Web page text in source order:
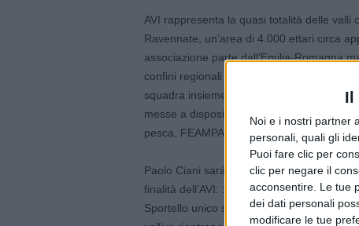
Il
Noi e i nostri partner
personali, quali gli
Puoi fare clic per
clic per negare il
acconsentire. Le tue
dei dati personali
modificare le tue
AVI rappresenta la quasi totalità delle valli
Ravennate, un’area di 4.000 ettari circa
associazione parte dall’Emilia-Romagna
confini regionali con l’obiettivo da un lato
squadra insieme a Regione, enti
messe a disposizione dalla nuova PAC e
pesca, FEAMPA 2021-27», sottolinea il
Paolo Ciani sarà affiancato dal
finalità dell’AVI: 1) l’istituzione di un
Sportello unico semplificatore delle